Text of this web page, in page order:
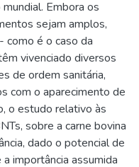
Embora os
sejam amplos,
como é o caso da
vivenciado diversos
de ordem sanitária,
com o aparecimento de
o estudo relativo às
sobre a carne bovina
dado o potencial de
importância assumida